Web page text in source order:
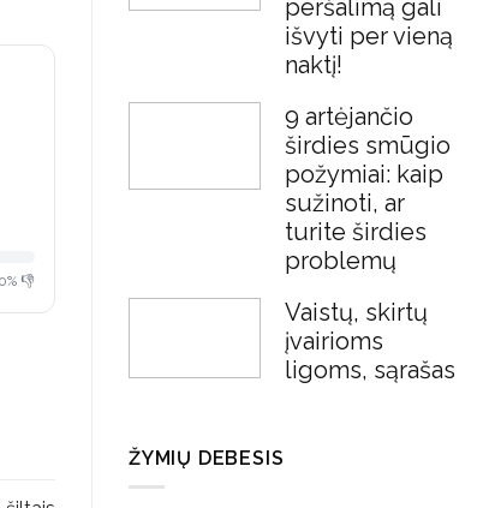
0% 👎
peršalimą gali
išvyti per vieną
naktį!
9 artėjančio
širdies smūgio
požymiai: kaip
sužinoti, ar
turite širdies
problemų
Vaistų, skirtų
įvairioms
ligoms, sąrašas
ŽYMIŲ DEBESIS